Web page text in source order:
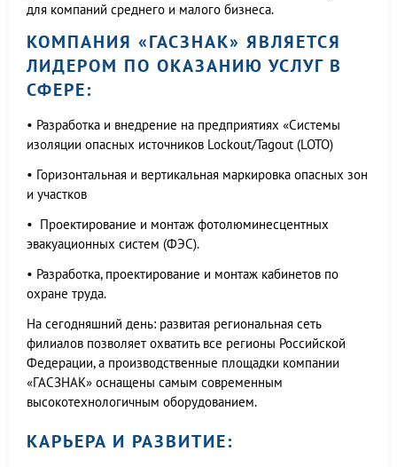
для компаний среднего и малого бизнеса.
КОМПАНИЯ «ГАСЗНАК» ЯВЛЯЕТСЯ
ЛИДЕРОМ ПО ОКАЗАНИЮ УСЛУГ В
СФЕРЕ:
• Разработка и внедрение на предприятиях «Системы
изоляции опасных источников Lockout/Tagout (LOTO)
• Горизонтальная и вертикальная маркировка опасных зон
и участков
• Проектирование и монтаж фотолюминесцентных
эвакуационных систем (ФЭС).
• Разработка, проектирование и монтаж кабинетов по
охране труда.
На сегодняшний день: развитая региональная сеть
филиалов позволяет охватить все регионы Российской
Федерации, а производственные площадки компании
«ГАСЗНАК» оснащены самым современным
высокотехнологичным оборудованием.
КАРЬЕРА И РАЗВИТИЕ: